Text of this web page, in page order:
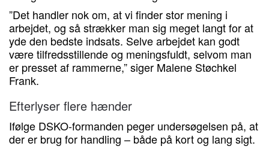
”Det handler nok om, at vi finder stor mening i
arbejdet, og så strækker man sig meget langt for at
yde den bedste indsats. Selve arbejdet kan godt
være tilfredsstillende og meningsfuldt, selvom man
er presset af rammerne,” siger Malene Støchkel
Frank.
Efterlyser flere hænder
Ifølge DSKO-formanden peger undersøgelsen på, at
der er brug for handling – både på kort og lang sigt.